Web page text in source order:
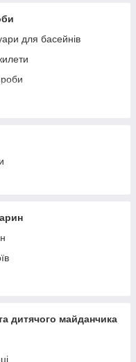
для басейнів
гумових виробів
дитячого майданчика